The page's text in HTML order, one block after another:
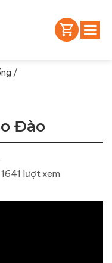
/
Đào
1641 lượt xem